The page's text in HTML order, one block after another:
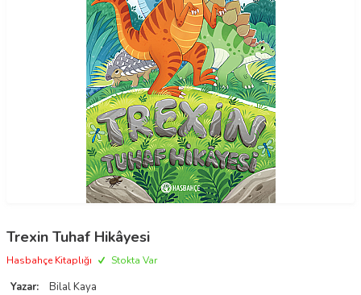
Trexin Tuhaf Hikâyesi
Hasbahçe Kitaplığı Stokta Var
Yazar:
Bilal Kaya